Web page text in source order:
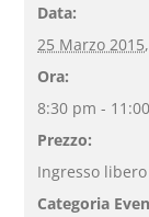
Data:
25 Marzo 2015,
Ora:
8:30 pm -
Prezzo:
Ingresso libero
Categoria